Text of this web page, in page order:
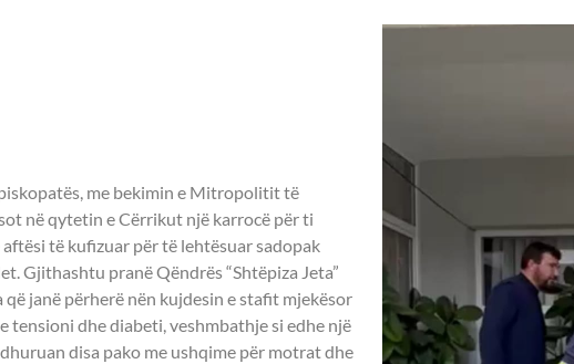
me bekimin e Mitropolitit të
në qytetin e Cërrikut një karrocë për ti
të kufizuar për të lehtësuar sadopak
Gjithashtu pranë Qëndrës “Shtëpiza Jeta”
janë përherë nën kujdesin e stafit mjekësor
tensioni dhe diabeti, veshmbathje si edhe një
disa pako me ushqime për motrat dhe